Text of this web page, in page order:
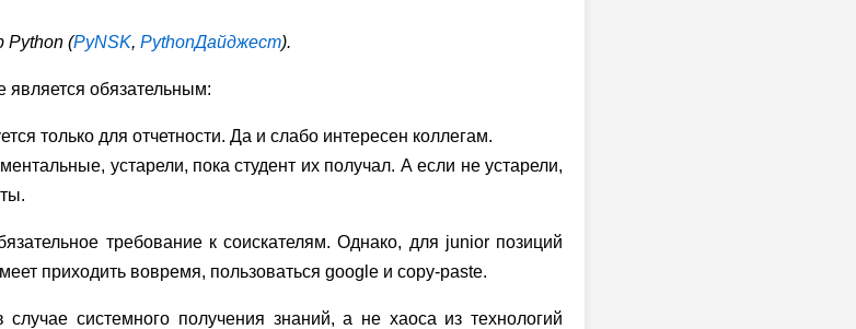
Python (PyNSK, PythonДайджест).
обязательным:
только для отчетности. Да и слабо интересен коллегам.
устарели, пока студент их получал. А если не устарели,
требование к соискателям. Однако, для junior позиций
приходить вовремя, пользоваться google и copy-paste.
системного получения знаний, а не хаоса из технологий